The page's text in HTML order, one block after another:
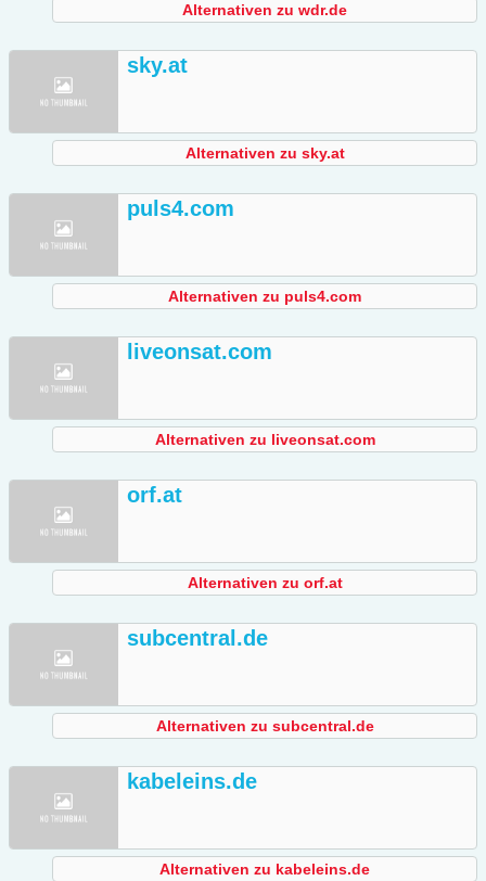
Alternativen zu wdr.de
sky.at
Alternativen zu sky.at
puls4.com
Alternativen zu puls4.com
liveonsat.com
Alternativen zu liveonsat.com
orf.at
Alternativen zu orf.at
subcentral.de
Alternativen zu subcentral.de
kabeleins.de
Alternativen zu kabeleins.de